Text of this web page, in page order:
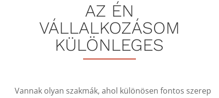
AZ ÉN
VÁLLALKOZÁSOM
KÜLÖNLEGES
Vannak olyan szakmák, ahol különösen fontos szerep